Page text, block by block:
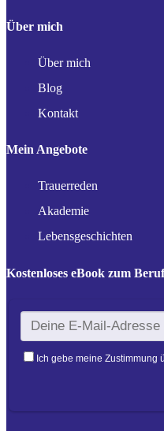
Über mich
Über mich
Blog
Kontakt
Mein Angebote
Trauerreden
Akademie
Lebensgeschichten
Kostenloses eBook zum